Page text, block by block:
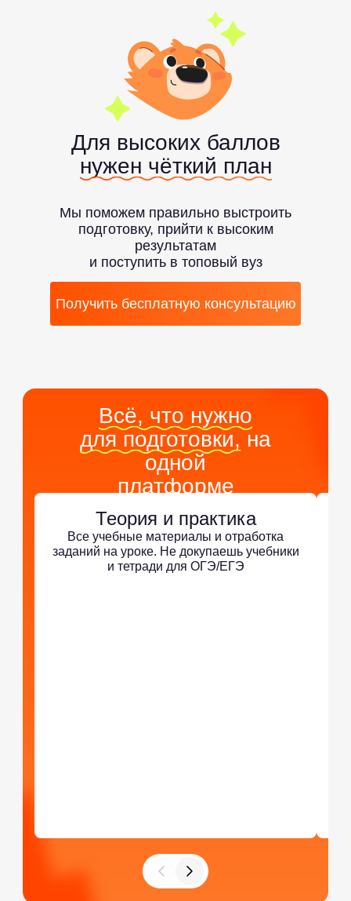
Для высоких баллов
нужен чёткий план
Мы поможем правильно выстроить
подготовку, прийти к высоким
результатам
и поступить в топовый вуз
Получить бесплатную консультацию
Теория и практика
Все учебные материалы и отработка
заданий на уроке. Не докупаешь учебники
и тетради для ОГЭ/ЕГЭ
Всё, что нужно
для подготовки, на
одной
платформе